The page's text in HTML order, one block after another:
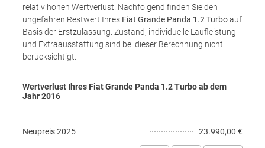
relativ hohen Wertverlust. Nachfolgend finden Sie den
ungefähren Restwert Ihres Fiat Grande Panda 1.2 Turboauf
Basis der Erstzulassung. Zustand, individuelle Laufleistung
und Extraausstattung sind bei dieser Berechnung nicht
berücksichtigt.
Wertverlust Ihres Fiat Grande Panda 1.2 Turbo ab dem
Jahr2016
Neupreis2025 23.990,00 €